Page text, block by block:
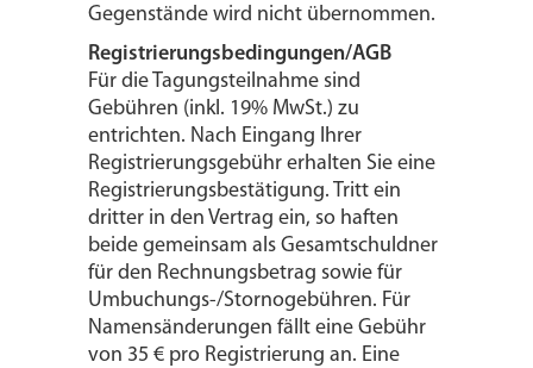
Gegenstände wird nicht übernommen.
Registrierungsbedingungen/AGB
Für die Tagungsteilnahme sind
Gebühren (inkl. 19% MwSt.) zu
entrichten. Nach Eingang Ihrer
Registrierungsgebühr erhalten Sie eine
Registrierungsbestätigung. Tritt ein
dritter in den Vertrag ein, so haften
beide gemeinsam als Gesamtschuldner
für den Rechnungsbetrag sowie für
Umbuchungs-/Stornogebühren. Für
Namensänderungen fällt eine Gebühr
von 35 € pro Registrierung an. Eine